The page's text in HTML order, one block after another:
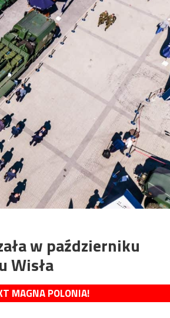
w październiku
Wisła
MAGNA POLONIA!